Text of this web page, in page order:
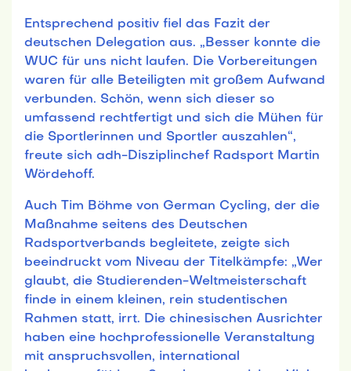
Entsprechend positiv fiel das Fazit der
deutschen Delegation aus. „Besser konnte die
WUC für uns nicht laufen. Die Vorbereitungen
waren für alle Beteiligten mit großem Aufwand
verbunden. Schön, wenn sich dieser so
umfassend rechtfertigt und sich die Mühen für
die Sportlerinnen und Sportler auszahlen“,
freute sich adh-Disziplinchef Radsport Martin
Wördehoff.
Auch Tim Böhme von German Cycling, der die
Maßnahme seitens des Deutschen
Radsportverbands begleitete, zeigte sich
beeindruckt vom Niveau der Titelkämpfe: „Wer
glaubt, die Studierenden-Weltmeisterschaft
finde in einem kleinen, rein studentischen
Rahmen statt, irrt. Die chinesischen Ausrichter
haben eine hochprofessionelle Veranstaltung
mit anspruchsvollen, international